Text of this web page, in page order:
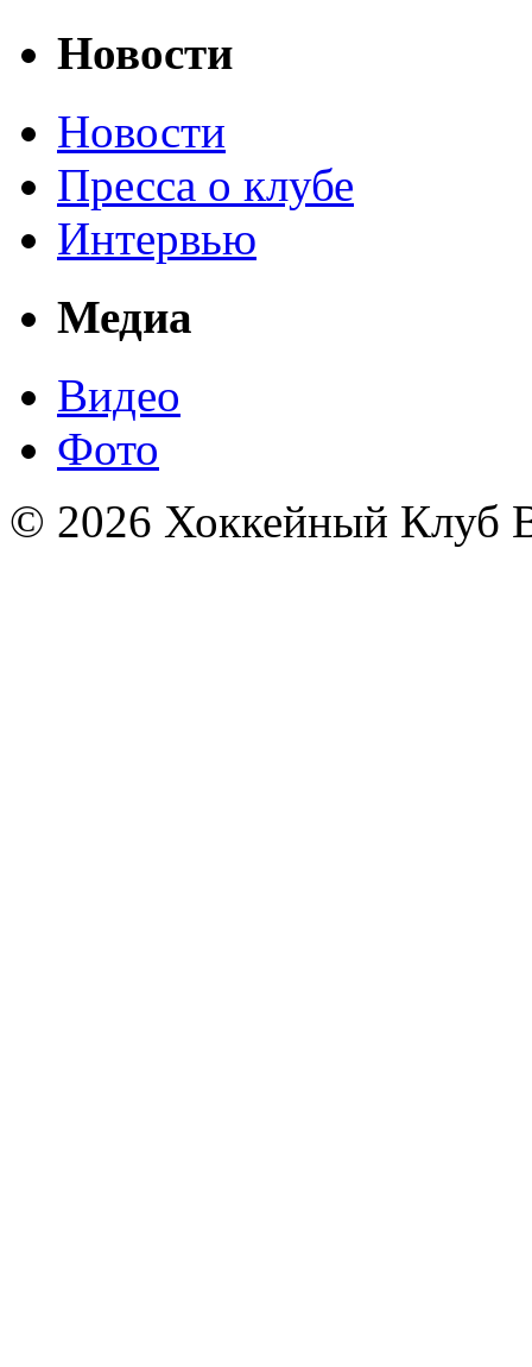
Новости
Новости
Пресса о клубе
Интервью
Медиа
Видео
Фото
© 2026 Хоккейный Клуб